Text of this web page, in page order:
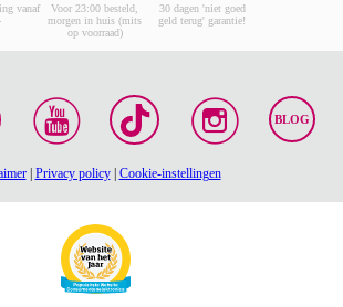
vanaf
Voor 23:00 besteld,
morgen in huis (mits
op voorraad)
30 dagen 'niet goed
geld terug' garantie!
BLOG
| Privacy policy| Cookie-instellingen